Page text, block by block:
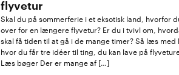
flyvetur
Skal du på sommerferie i et eksotisk land, hvorfor
over for en længere flyvetur? Er du i tvivl om,
skal få tiden til at gå i de mange timer? Så læs med
hvor du får tre idéer til ting, du kan lave på
Læs bøger Der er mange af […]